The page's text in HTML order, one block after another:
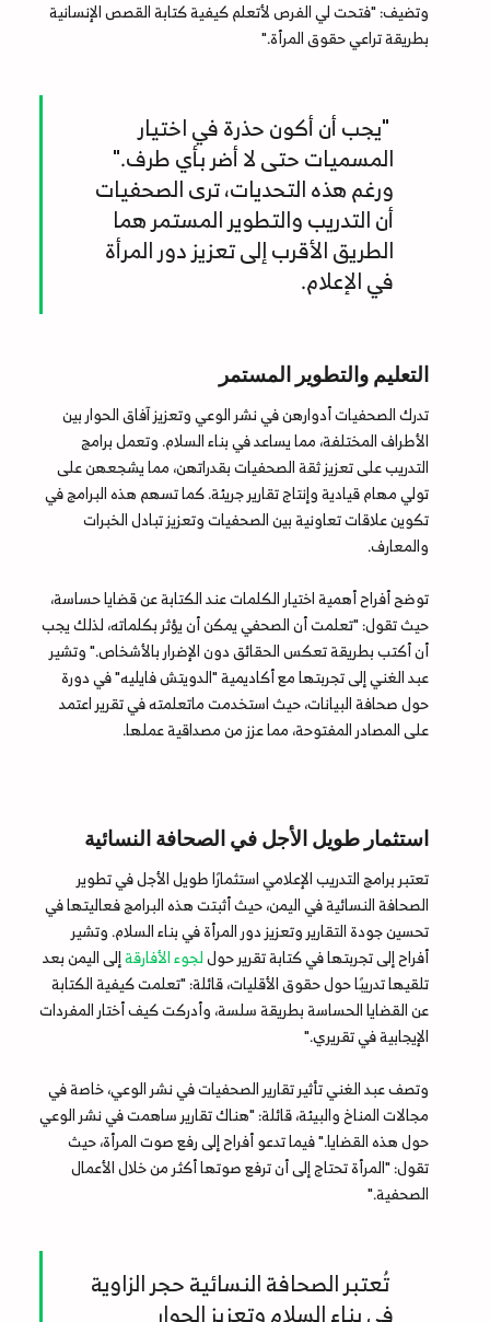
وتضيف: "فتحت لي الفرص لأتعلم كيفية كتابة القصص الإنسانية
بطريقة تراعي حقوق المرأة."
"يجب أن أكون حذرة في اختيار
المسميات حتى لا أضر بأي طرف."
ورغم هذه التحديات، ترى الصحفيات
أن التدريب والتطوير المستمر هما
الطريق الأقرب إلى تعزيز دور المرأة
في الإعلام.
التعليم والتطوير المستمر
تدرك الصحفيات أدوارهن في نشر الوعي وتعزيز آفاق الحوار بين
الأطراف المختلفة، مما يساعد في بناء السلام. وتعمل برامج
التدريب على تعزيز ثقة الصحفيات بقدراتهن، مما يشجعهن على
تولي مهام قيادية وإنتاج تقارير جريئة. كما تسهم هذه البرامج في
تكوين علاقات تعاونية بين الصحفيات وتعزيز تبادل الخبرات
والمعارف.
توضح أفراح أهمية اختيار الكلمات عند الكتابة عن قضايا حساسة،
حيث تقول: "تعلمت أن الصحفي يمكن أن يؤثر بكلماته، لذلك يجب
أن أكتب بطريقة تعكس الحقائق دون الإضرار بالأشخاص." وتشير
عبد الغني إلى تجربتها مع أكاديمية "الدويتش فايليه" في دورة
حول صحافة البيانات، حيث استخدمت ماتعلمته في تقرير اعتمد
على المصادر المفتوحة، مما عزز من مصداقية عملها.
استثمار طويل الأجل في الصحافة النسائية
تعتبر برامج التدريب الإعلامي استثمارًا طويل الأجل في تطوير
الصحافة النسائية في اليمن، حيث أثبتت هذه البرامج فعاليتها في
تحسين جودة التقارير وتعزيز دور المرأة في بناء السلام. وتشير
أفراح إلى تجربتها في كتابة تقرير حوللجوء الأفارقةإلى اليمن بعد
تلقيها تدريبًا حول حقوق الأقليات، قائلة: "تعلمت كيفية الكتابة
عن القضايا الحساسة بطريقة سلسة، وأدركت كيف أختار المفردات
الإيجابية في تقريري."
وتصف عبد الغني تأثير تقارير الصحفيات في نشر الوعي، خاصة في
مجالات المناخ والبيئة، قائلة: "هناك تقارير ساهمت في نشر الوعي
حول هذه القضايا." فيما تدعو أفراح إلى رفع صوت المرأة، حيث
تقول: "المرأة تحتاج إلى أن ترفع صوتها أكثر من خلال الأعمال
الصحفية."
تُعتبر الصحافة النسائية حجر الزاوية
في بناء السلام وتعزيز الحوار